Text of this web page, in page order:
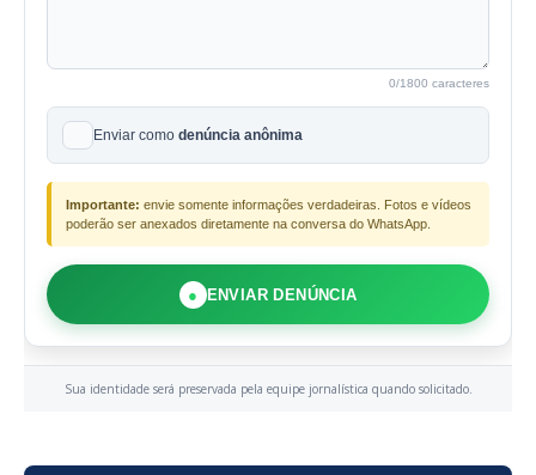
0/1800 caracteres
Enviar como denúncia anônima
Importante: envie somente informações verdadeiras. Fotos e vídeos
poderão ser anexados diretamente na conversa do WhatsApp.
● ENVIAR DENÚNCIA
Sua identidade será preservada pela equipe jornalística quando solicitado.